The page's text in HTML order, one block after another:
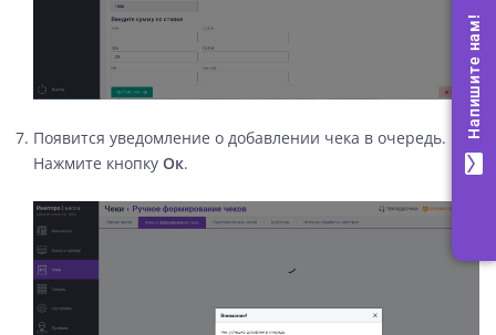
mail
Напишите нам!
Появится уведомление о добавлении чека в очередь.
Нажмите кнопку Ок.